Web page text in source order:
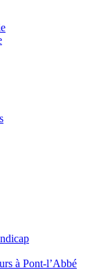
à Pont-l’Abbé